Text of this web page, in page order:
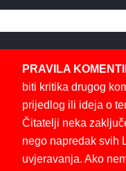
PRAVILA
biti kritika drugog
prijedlog ili ideja o
Čitatelji neka
nego napredak svih
uvjeravanja. Ako